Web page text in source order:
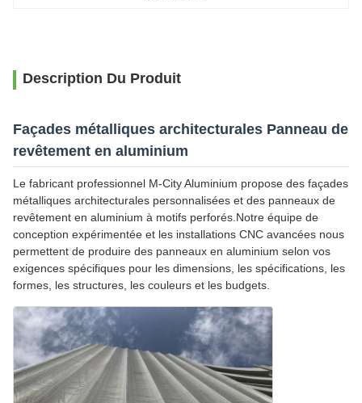
Description Du Produit
Façades métalliques architecturales Panneau de
revêtement en aluminium
Le fabricant professionnel M-City Aluminium propose des façades
métalliques architecturales personnalisées et des panneaux de
revêtement en aluminium à motifs perforés.Notre équipe de
conception expérimentée et les installations CNC avancées nous
permettent de produire des panneaux en aluminium selon vos
exigences spécifiques pour les dimensions, les spécifications, les
formes, les structures, les couleurs et les budgets.